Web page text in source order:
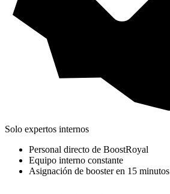
Solo expertos internos
Personal directo de BoostRoyal
Equipo interno constante
Asignación de booster en 15 minutos